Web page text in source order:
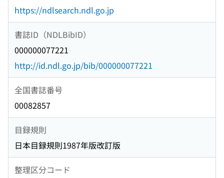
https://ndlsearch.ndl.go.jp
書誌ID（NDLBibID）
000000077221
http://id.ndl.go.jp/bib/000000077221
全国書誌番号
00082857
目録規則
日本目録規則1987年版改訂版
整理区分コード